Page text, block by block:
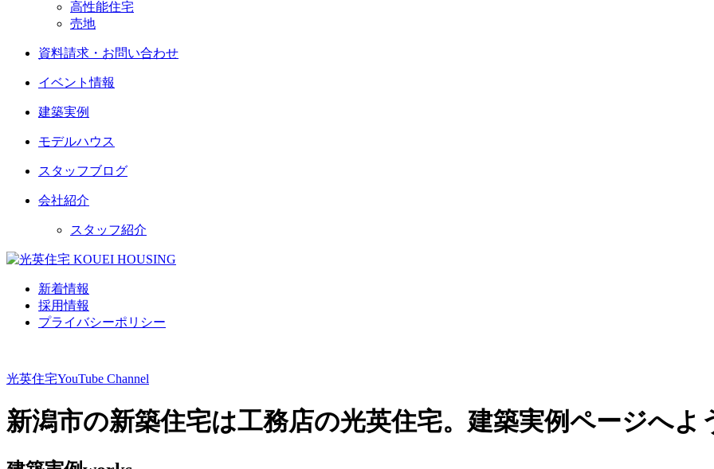
高性能住宅
売地
資料請求・お問い合わせ
イベント情報
建築実例
モデルハウス
スタッフブログ
会社紹介
スタッフ紹介
新着情報
採用情報
プライバシーポリシー
光英住宅YouTube Channel
新潟市の新築住宅は工務店の光英住宅。建築実例ページへよ